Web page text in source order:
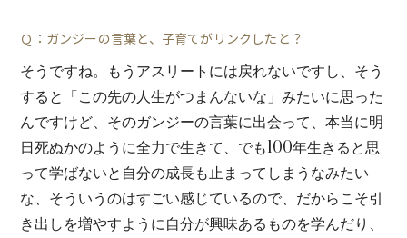
Ｑ：ガンジーの言葉と、子育てがリンクしたと？
そうですね。もうアスリートには戻れないですし、そう
すると「この先の人生がつまんないな」みたいに思った
んですけど、そのガンジーの言葉に出会って、本当に明
日死ぬかのように全力で生きて、でも100年生きると思
って学ばないと自分の成長も止まってしまうなみたい
な、そういうのはすごい感じているので、だからこそ引
き出しを増やすように自分が興味あるものを学んだり、